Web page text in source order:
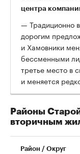
центра
— Традиционно
дорогим
и Хамовники
бессменными
третье место в
и меняется
Районы
вторичным
Район / Округ